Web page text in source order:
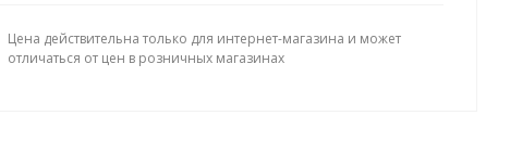
Цена действительна только для интернет-магазина и может
отличаться от цен в розничных магазинах